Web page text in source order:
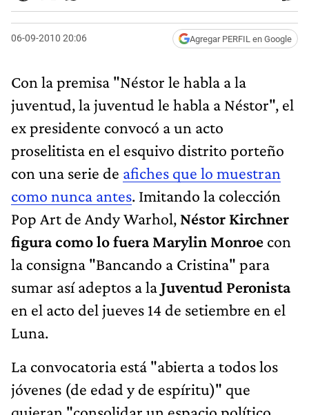
06-09-2010 20:06 Agregar PERFIL en Google
Con la premisa "Néstor le habla a la
juventud, la juventud le habla a Néstor", el
ex presidente convocó a un acto
proselitista en el esquivo distrito porteño
con una serie de afiches que lo muestran
como nunca antes. Imitando la colección
Pop Art de Andy Warhol, Néstor Kirchner
figura como lo fuera Marylin Monroe con
la consigna "Bancando a Cristina" para
sumar así adeptos a laJuventud Peronista
en el acto del jueves 14 de setiembre en el
Luna.
La convocatoria está "abierta a todos los
jóvenes (de edad y de espíritu)" que